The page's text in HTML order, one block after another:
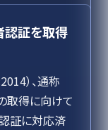
認証を取得
）、通称
取得に向けて
証に対応済